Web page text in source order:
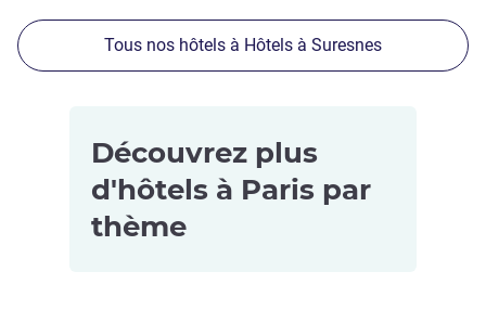
Tous nos hôtels à Hôtels à Suresnes
Découvrez plus
d'hôtels à Paris par
thème